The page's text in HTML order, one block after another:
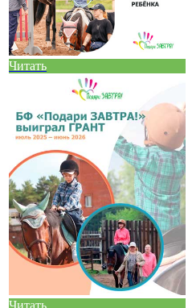
Читать
Читать